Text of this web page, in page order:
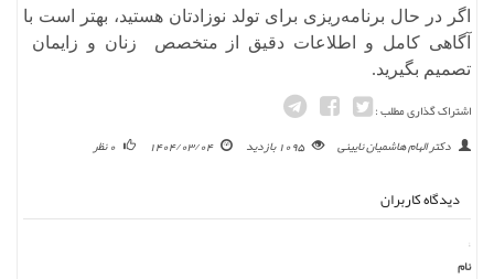
اگر در حال برنامه‌ریزی برای تولد نوزادتان هستید، بهتر است با
آگاهی کامل و اطلاعات دقیق از متخصص زنان و زایمان
تصمیم بگیرید.
اشتراک گذاری مطلب :
دکتر الهام هاشمیان نایینی
1095 بازدید 1404/03/04 0 نظر
دیدگاه کاربران
;
نام